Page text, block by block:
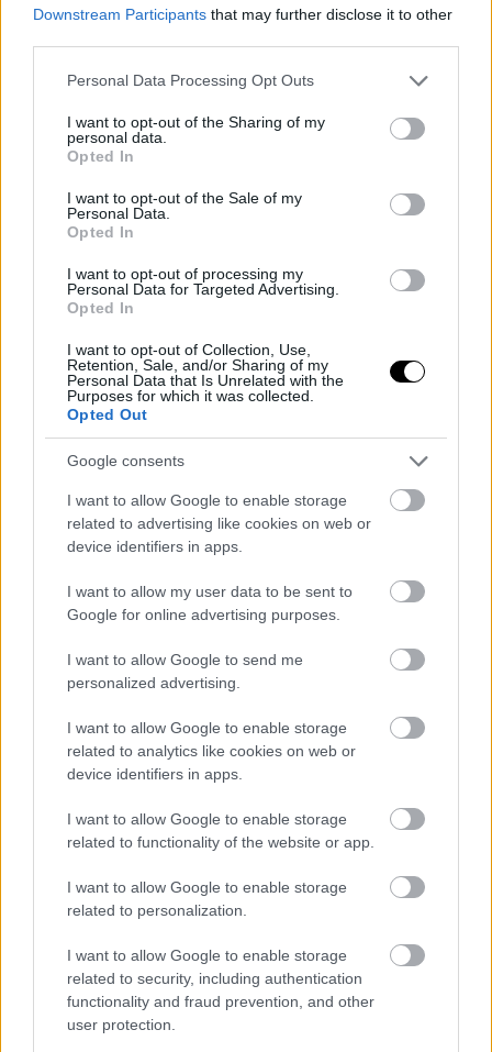
Downstream Participants that may further disclose it to other
Please note that this website/app uses one or more Google
not limited to your visit or usage behaviour. You may click to
grant or deny consent to Google and its third-party tags to
use your data for below specified purposes in below Google
consent section.
Personal Data Processing Opt Outs
I want to opt-out of the Sharing of my
personal data.
Opted In
I want to opt-out of the Sale of my
Personal Data.
Opted In
I want to opt-out of processing my
Personal Data for Targeted Advertising.
Opted In
I want to opt-out of Collection, Use,
Retention, Sale, and/or Sharing of my
Personal Data that Is Unrelated with the
Purposes for which it was collected.
Opted Out
Google consents
I want to allow Google to enable storage
related to advertising like cookies on web or
device identifiers in apps.
I want to allow my user data to be sent to
Google for online advertising purposes.
I want to allow Google to send me
personalized advertising.
I want to allow Google to enable storage
related to analytics like cookies on web or
device identifiers in apps.
I want to allow Google to enable storage
related to functionality of the website or app.
I want to allow Google to enable storage
related to personalization.
I want to allow Google to enable storage
related to security, including authentication
functionality and fraud prevention, and other
user protection.